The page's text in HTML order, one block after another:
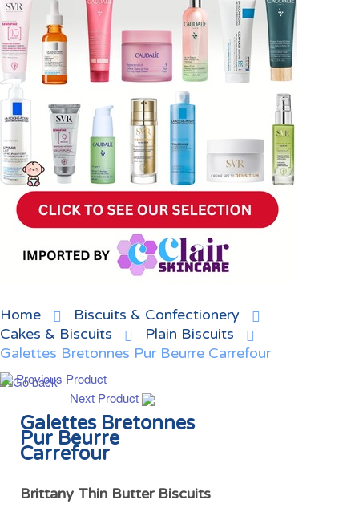
Home
Biscuits & Confectionery
Cakes & Biscuits
Plain Biscuits
Galettes Bretonnes Pur Beurre Carrefour
Previous Product
Next Product
Galettes Bretonnes
Pur Beurre
Carrefour
Brittany Thin Butter Biscuits